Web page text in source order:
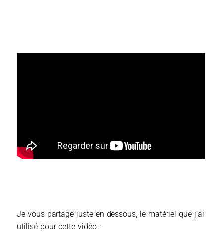
Je vous partage juste en-dessous, le matériel que j’ai
utilisé pour cette vidéo :